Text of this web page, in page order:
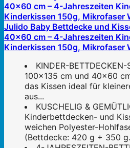
Julido Baby Bettdecke und
40x60 cm – 4-Jahreszeiten
Kinderkissen 150g, Mikrofaser
KINDER-
100×135 cm und 40×60
das Kissen ideal für
aus...
KUSCHELIG &
Kinderbettdecken- und
weichen Polyester-
(Bettdecke: 420 g + 350